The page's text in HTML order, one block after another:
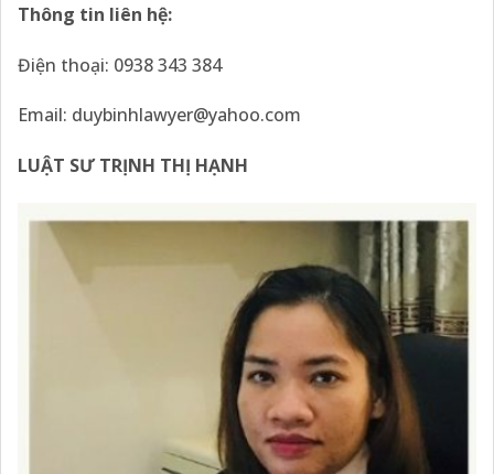
Thông tin liên hệ:
Điện thoại: 0938 343 384
Email: duybinhlawyer@yahoo.com
LUẬT SƯ TRỊNH THỊ HẠNH